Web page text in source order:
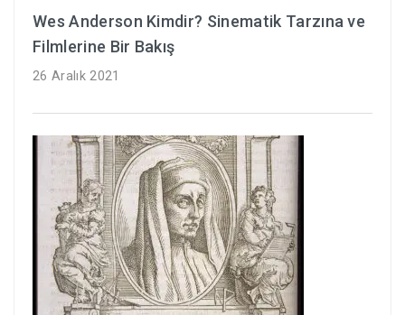
Wes Anderson Kimdir? Sinematik Tarzına ve
Filmlerine Bir Bakış
26 Aralık 2021